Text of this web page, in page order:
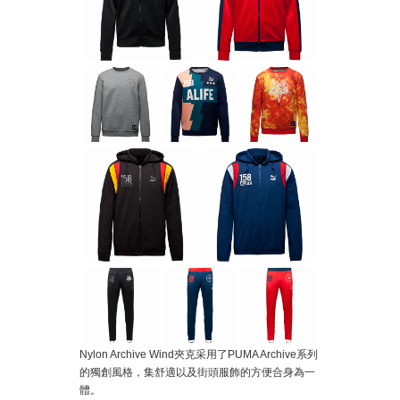
Nylon Archive Wind夾克采用了PUMA Archive系列
的獨創風格，集舒適以及街頭服飾的方便合身為一
體。